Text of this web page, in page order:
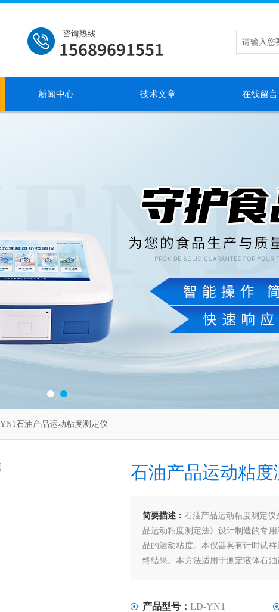
新闻中心 技术文章 在线留言
石油产品运动粘度测定仪
石油产品运动粘度
简要描述： 石油产品运动粘度测定仪
品运动粘度测定法》设计制造的专
品的运动粘度。本仪器具有计时试
终结果。本方法适用于测定液体石
积的液体在重力下流过
产品型号： LD-YN1